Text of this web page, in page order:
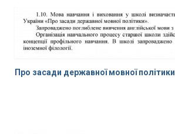
Про засади державної мовної політики